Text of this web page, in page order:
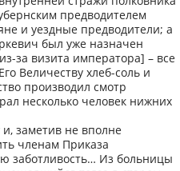
предводителем
и уездные предводители; а
был уже назначен
за визита императора] – все
Величеству хлеб-соль и
производил смотр
несколько человек нижних
заметив не вполне
членам Приказа
заботливость… Из больницы